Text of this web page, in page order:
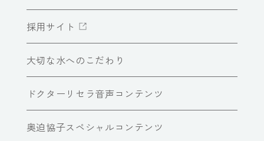
採用サイト
大切な水へのこだわり
ドクターリセラ音声コンテンツ
奥迫協子スペシャルコンテンツ